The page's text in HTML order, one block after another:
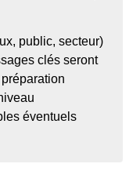
public, secteur)
clés seront
éventuels